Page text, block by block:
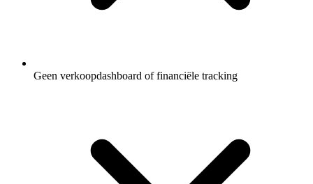
Geen verkoopdashboard of financiële tracking